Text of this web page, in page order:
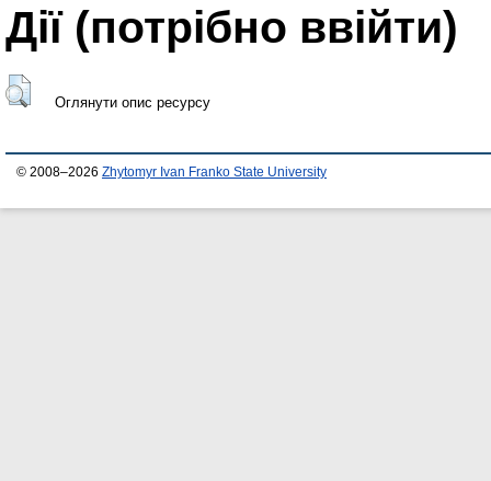
Дії ​​(потрібно ввійти)
Оглянути опис ресурсу
© 2008–2026 Zhytomyr Ivan Franko State University